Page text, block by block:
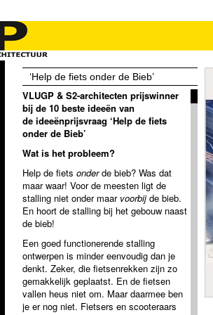
‘Help de fiets onder de Bieb’
VLUGP & S2-architecten prijswinner
bij de 10 beste ideeën van
de ideeënprijsvraag ‘Help de fiets
onder de Bieb’
Wat is het probleem?
Help de fiets onderde bieb? Was dat
maar waar! Voor de meesten ligt de
stalling niet onder maar voorbijde bieb.
En hoort de stalling bij het gebouw naast
de bieb!
Een goed functionerende stalling
ontwerpen is minder eenvoudig dan je
denkt. Zeker, die fietsenrekken zijn zo
gemakkelijk geplaatst. En de fietsen
vallen heus niet om. Maar daarmee ben
je er nog niet. Fietsers en scooteraars